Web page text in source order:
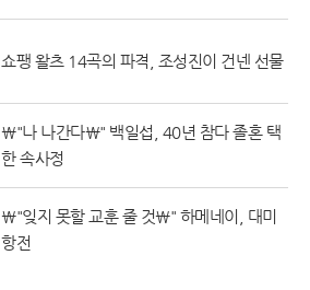
쇼팽 왈츠 14곡의 파격, 조성진이 건넨 선물
\"나 나간다\" 백일섭, 40년 참다 졸혼 택
한 속사정
\"잊지 못할 교훈 줄 것\" 하메네이, 대미
항전